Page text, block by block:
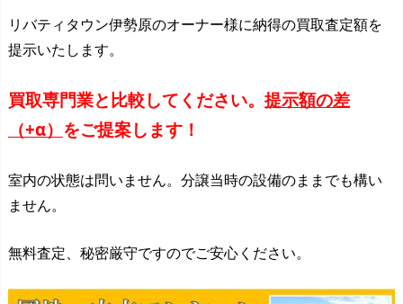
リバティタウン伊勢原のオーナー様に納得の買取査定額を
提示いたします。
買取専門業と比較してください。 提示額の差
（+α） をご提案します！
室内の状態は問いません。分譲当時の設備のままでも構い
ません。
無料査定、秘密厳守ですのでご安心ください。